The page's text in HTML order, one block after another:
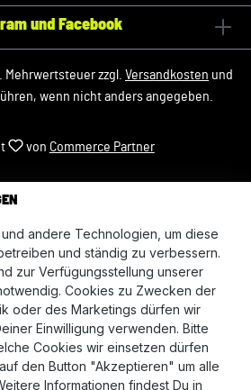
und Facebook
zzgl. Versandkosten und
wenn nicht anders angegeben.
von Commerce Partner
andere Technologien, um diese
und ständig zu verbessern.
zur Verfügungsstellung unserer
Cookies zu Zwecken der
oder des Marketings dürfen wir
Einwilligung verwenden. Bitte
Cookies wir einsetzen dürfen
den Button "Akzeptieren" um alle
Informationen findest Du in